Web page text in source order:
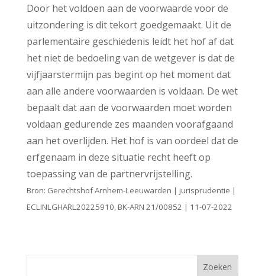
Door het voldoen aan de voorwaarde voor de
uitzondering is dit tekort goedgemaakt. Uit de
parlementaire geschiedenis leidt het hof af dat
het niet de bedoeling van de wetgever is dat de
vijfjaarstermijn pas begint op het moment dat
aan alle andere voorwaarden is voldaan. De wet
bepaalt dat aan de voorwaarden moet worden
voldaan gedurende zes maanden voorafgaand
aan het overlijden. Het hof is van oordeel dat de
erfgenaam in deze situatie recht heeft op
toepassing van de partnervrijstelling.
Bron: Gerechtshof Arnhem-Leeuwarden | jurisprudentie |
ECLINLGHARL20225910, BK-ARN 21/00852 | 11-07-2022